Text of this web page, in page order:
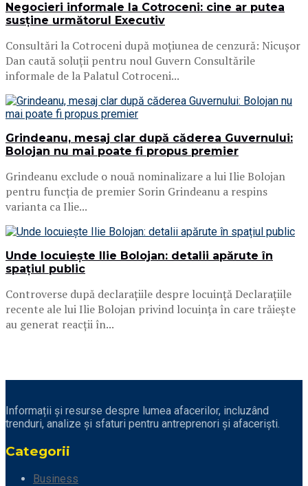
Negocieri informale la Cotroceni: cine ar putea
susține următorul Executiv
Consultări la Cotroceni după moțiunea de cenzură: Nicușor
Dan caută soluții pentru noul Guvern Consultările
informale de la Palatul Cotroceni...
Grindeanu, mesaj clar după căderea Guvernului:
Bolojan nu mai poate fi propus premier
Grindeanu exclude o nouă nominalizare a lui Ilie Bolojan
pentru funcția de premier Sorin Grindeanu a respins
varianta ca Ilie...
Unde locuiește Ilie Bolojan: detalii apărute în
spațiul public
Controverse după declarațiile despre locuință Declarațiile
recente ale lui Ilie Bolojan privind locuința în care trăiește
au generat reacții în...
Informații și resurse despre lumea afacerilor, incluzând
trenduri, analize și sfaturi pentru antreprenori și afaceriști.
Categorii
Business